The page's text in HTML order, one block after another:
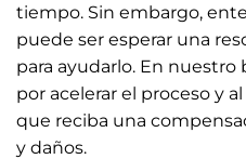
tiempo. Sin embargo,
puede ser esperar una
para ayudarlo. En nuestro
por acelerar el proceso y
que reciba una
y daños.